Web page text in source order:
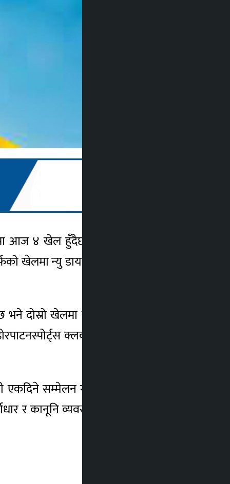
आज ४ खेल हुँदैछन् । त्रिपुरेश्वरस्थितराखेपको
खेलमा न्यु डायमण्ड स्पोर्ट्स क्लव र एपीएफ
दोस्रो खेलमा त्रिभूवन आर्मी क्लव र नेपाल
क्लवबीच प्रतिष्पर्धा हुनेछ । खेल
सम्मेलन गर्न लागेको हो । सम्मेलनमा
र कानूनि व्यवस्थाका बारेमा विस्तृ छलफल